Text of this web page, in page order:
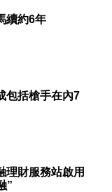
續約6年
包括槍手在內7
理財服務站啟用
”